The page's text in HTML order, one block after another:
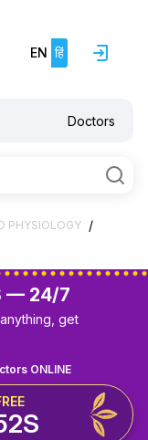
EN हिं
Doctors
PHYSIOLOGY /
— 24/7
get
ONLINE